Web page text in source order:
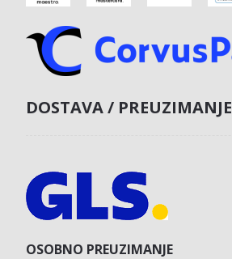
DOSTAVA / PREUZIMANJE
OSOBNO PREUZIMANJE